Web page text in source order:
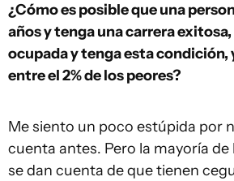
¿Cómo es posible que una
años y tenga una carrera
ocupada y tenga esta condición,
entre el 2% de los peores?
Me siento un poco estúpida por
cuenta antes. Pero la mayoría de
se dan cuenta de que tienen